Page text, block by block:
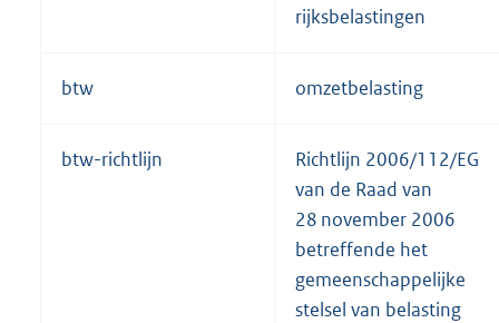
rijksbelastingen
btw omzetbelasting
btw-richtlijn
Richtlijn 2006/112/EG
van de Raad van
28 november 2006
betreffende het
gemeenschappelijke
stelsel van belasting